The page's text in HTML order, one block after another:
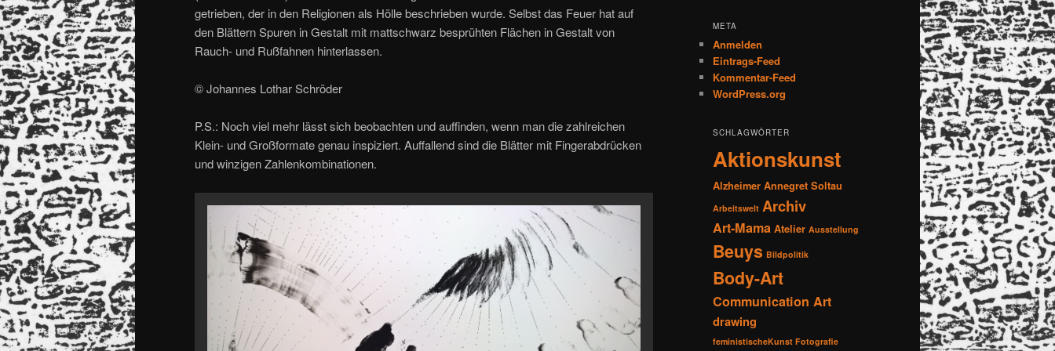
getrieben, der in den Religionen als Hölle beschrieben wurde. Selbst das Feuer hat auf
den Blättern Spuren in Gestalt mit mattschwarz besprühten Flächen in Gestalt von
Rauch- und Rußfahnen hinterlassen.
© Johannes Lothar Schröder
P.S.: Noch viel mehr lässt sich beobachten und auffinden, wenn man die zahlreichen
Klein- und Großformate genau inspiziert. Auffallend sind die Blätter mit Fingerabdrücken
und winzigen Zahlenkombinationen.
META
Anmelden
Eintrags-Feed
Kommentar-Feed
WordPress.org
SCHLAGWÖRTER
Aktionskunst
Alzheimer Annegret Soltau
Arbeitswelt Archiv
Art-Mama Atelier Ausstellung
Beuys Bildpolitik
Body-Art
Communication Art
drawing
feministischeKunst Fotografie